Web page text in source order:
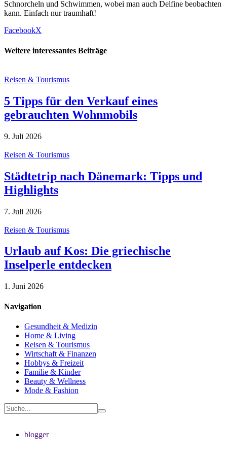
Schnorcheln und Schwimmen, wobei man auch Delfine beobachten
kann. Einfach nur traumhaft!
FacebookX
Weitere interessantes Beiträge
Reisen & Tourismus
5 Tipps für den Verkauf eines
gebrauchten Wohnmobils
9. Juli 2026
Reisen & Tourismus
Städtetrip nach Dänemark: Tipps und
Highlights
7. Juli 2026
Reisen & Tourismus
Urlaub auf Kos: Die griechische
Inselperle entdecken
1. Juni 2026
Navigation
Gesundheit & Medizin
Home & Living
Reisen & Tourismus
Wirtschaft & Finanzen
Hobbys & Freizeit
Familie & Kinder
Beauty & Wellness
Mode & Fashion
blogger